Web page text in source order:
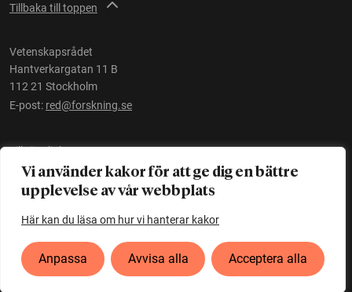
Vi använder kakor för att ge dig en bättre
upplevelse av vår webbplats
Här kan du läsa om hur vi hanterar kakor
Anpassa Avvisa alla Acceptera alla
Tillbaka till toppen
Vetenskapsrådet
Hantverkargatan 11 B
112 21 Stockholm
E-post: red@forskning.se
Tillgänglighet
Ett initiativ avVetenskapsrådet